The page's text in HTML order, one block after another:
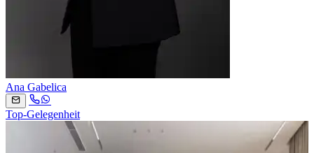
Ana Gabelica
Top-Gelegenheit